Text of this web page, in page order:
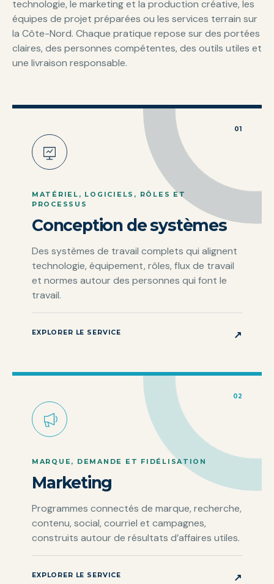
technologie, le marketing et la production créative, les
équipes de projet préparées ou les services terrain sur
la Côte-Nord. Chaque pratique repose sur des portées
claires, des personnes compétentes, des outils utiles et
une livraison responsable.
01
MATÉRIEL, LOGICIELS, RÔLES ET
PROCESSUS
Conception de systèmes
Des systèmes de travail complets qui alignent
technologie, équipement, rôles, flux de travail
et normes autour des personnes qui font le
travail.
EXPLORER LE SERVICE ↗
02
MARQUE, DEMANDE ET FIDÉLISATION
Marketing
Programmes connectés de marque, recherche,
contenu, social, courriel et campagnes,
construits autour de résultats d’affaires utiles.
EXPLORER LE SERVICE ↗